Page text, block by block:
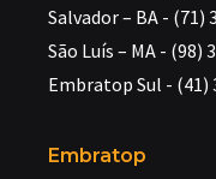
Salvador – BA - (71)
São Luís – MA - (98)
Embratop Sul - (41)
Embratop